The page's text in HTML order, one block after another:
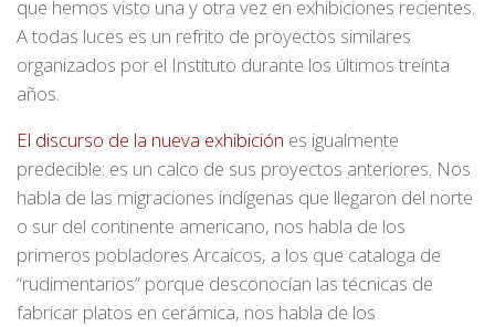
que hemos visto una y otra vez en exhibiciones recientes.
A todas luces es un refrito de proyectos similares
organizados por el Instituto durante los últimos treinta
años.
El discurso de la nueva exhibición es igualmente
predecible: es un calco de sus proyectos anteriores. Nos
habla de las migraciones indígenas que llegaron del norte
o sur del continente americano, nos habla de los
primeros pobladores Arcaicos, a los que cataloga de
“rudimentarios” porque desconocían las técnicas de
fabricar platos en cerámica, nos habla de los